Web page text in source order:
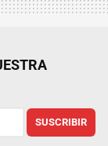
SUSCRIBIR